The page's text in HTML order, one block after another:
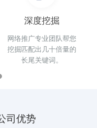
深度挖掘
网络推广专业团队帮您
挖掘匹配出几十倍量的
长尾关键词。
司优势